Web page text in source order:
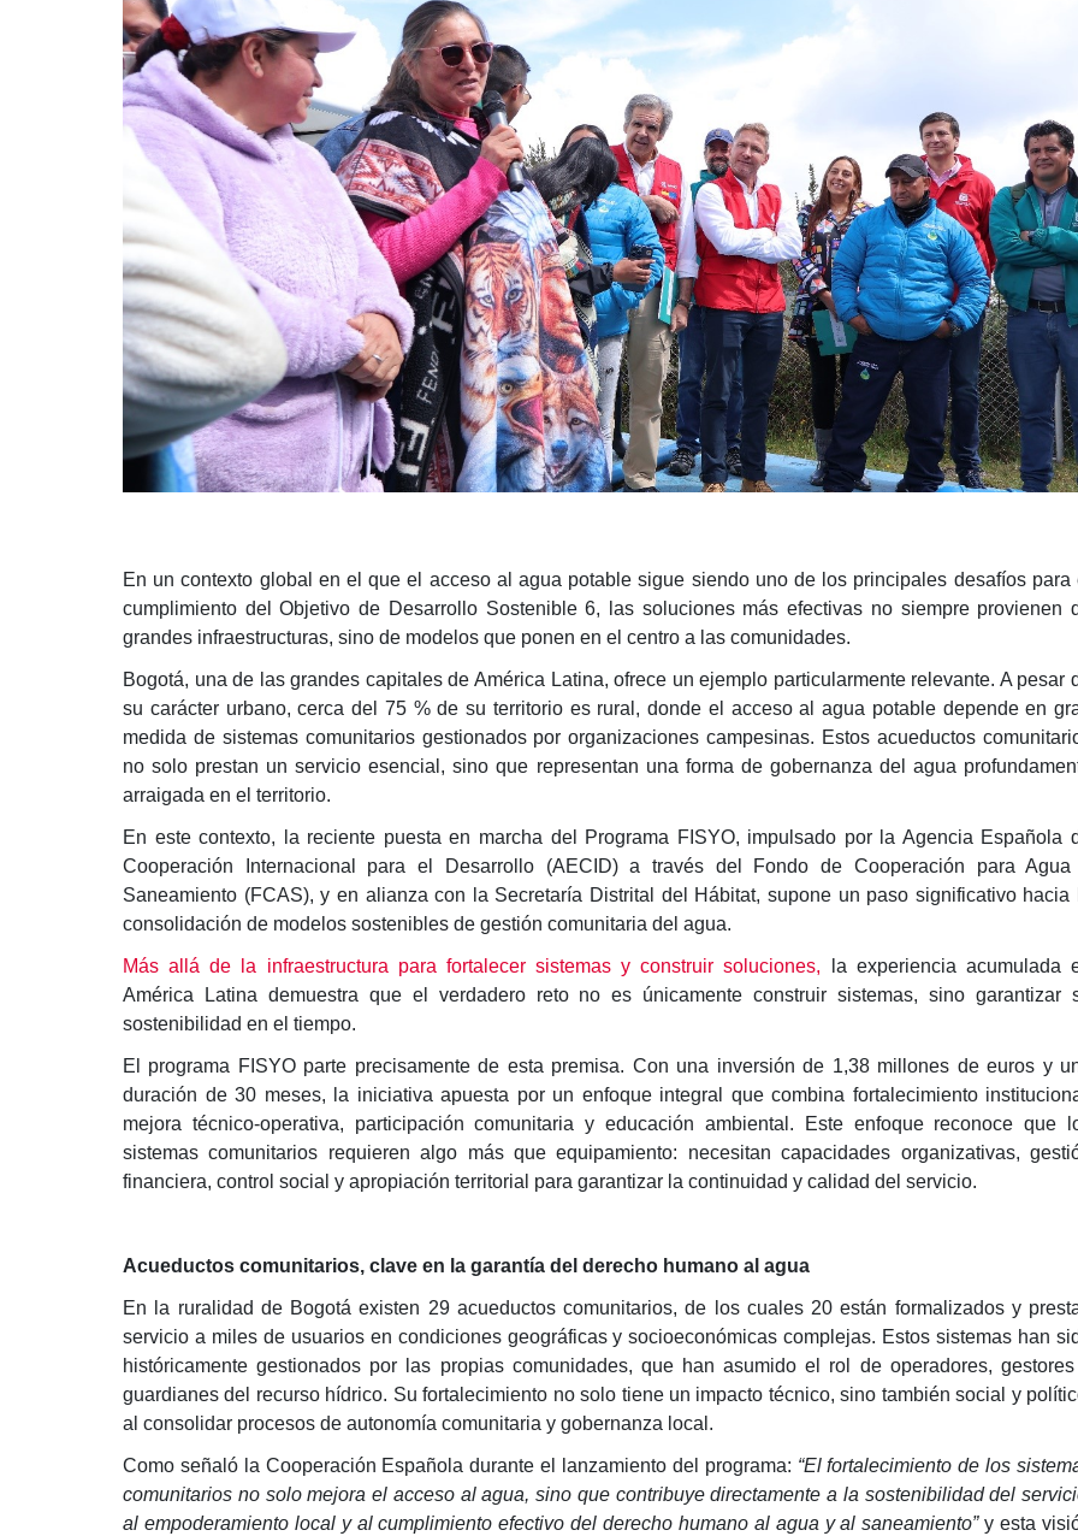
En un contexto global en el que el acceso al agua potable sigue siendo uno de los principales desafíos para
cumplimiento del Objetivo de Desarrollo Sostenible 6, las soluciones más efectivas no siempre provienen
grandes infraestructuras, sino de modelos que ponen en el centro a las comunidades.
Bogotá, una de las grandes capitales de América Latina, ofrece un ejemplo particularmente relevante. A pesar
su carácter urbano, cerca del 75 % de su territorio es rural, donde el acceso al agua potable depende en
medida de sistemas comunitarios gestionados por organizaciones campesinas. Estos acueductos
no solo prestan un servicio esencial, sino que representan una forma de gobernanza del agua
arraigada en el territorio.
En este contexto, la reciente puesta en marcha del Programa FISYO, impulsado por la Agencia Española
Cooperación Internacional para el Desarrollo (AECID) a través del Fondo de Cooperación para
Saneamiento (FCAS), y en alianza con la Secretaría Distrital del Hábitat, supone un paso significativo hacia
consolidación de modelos sostenibles de gestión comunitaria del agua.
Más allá de la infraestructura para fortalecer sistemas y construir soluciones,
la experiencia acumulada
América Latina demuestra que el verdadero reto no es únicamente construir sistemas, sino garantizar
sostenibilidad en el tiempo.
El programa FISYO parte precisamente de esta premisa. Con una inversión de 1,38 millones de euros y
duración de 30 meses, la iniciativa apuesta por un enfoque integral que combina fortalecimiento
mejora técnico-operativa, participación comunitaria y educación ambiental. Este enfoque reconoce que
sistemas comunitarios requieren algo más que equipamiento: necesitan capacidades organizativas,
financiera, control social y apropiación territorial para garantizar la continuidad y calidad del servicio.
Acueductos comunitarios, clave en la garantía del derecho humano al agua
En la ruralidad de Bogotá existen 29 acueductos comunitarios, de los cuales 20 están formalizados y
servicio a miles de usuarios en condiciones geográficas y socioeconómicas complejas. Estos sistemas han
históricamente gestionados por las propias comunidades, que han asumido el rol de operadores,
guardianes del recurso hídrico. Su fortalecimiento no solo tiene un impacto técnico, sino también social y
al consolidar procesos de autonomía comunitaria y gobernanza local.
Como señaló la Cooperación Española durante el lanzamiento del programa: “El fortalecimiento de los
comunitarios no solo mejora el acceso al agua, sino que contribuye directamente a la sostenibilidad del
al empoderamiento local y al cumplimiento efectivo del derecho humano al agua y al saneamiento”y esta